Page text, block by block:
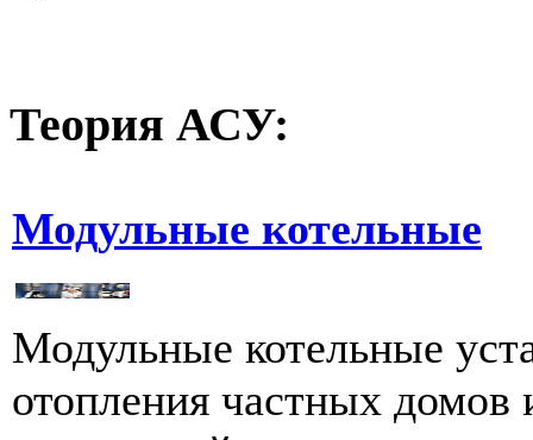
Теория АСУ:
Модульные котельные
Модульные котельные
отопления частных домов